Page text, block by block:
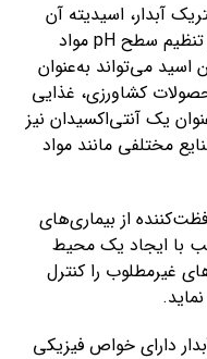
آبدار، اسیدیته آن
است که به‌عنوان یک افزودنی مهم در تنظیم سطح pH مواد
اسید می‌تواند به‌عنوان
کشاورزی، غذایی
یک آنتی‌اکسیدان نیز
مختلفی مانند مواد
از بیماری‌های
با ایجاد یک محیط
غیرمطلوب را کنترل
دارای خواص فیزیکی